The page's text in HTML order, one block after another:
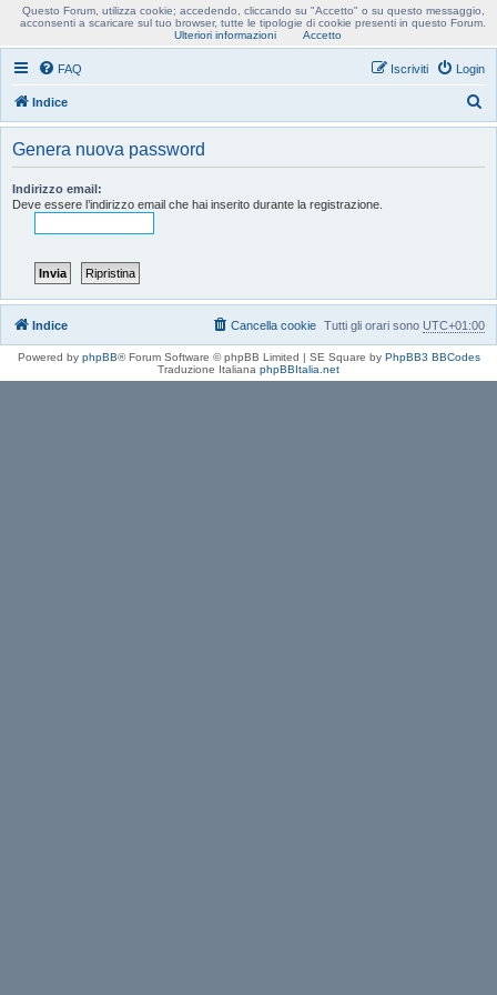
Usobollo forum
FAQ Login
Iscriviti
Indice
e
Genera nuova password
Indirizzo email:
Deve essere l’indirizzo email che hai inserito durante la registrazione.
Indice Tutti gli orari sono UTC+01:00
Cancella cookie
Powered by phpBB® Forum Software © phpBB Limited | SE Square by PhpBB3 BBCodes
Traduzione Italiana phpBBItalia.net
Questo Forum, utilizza cookie; accedendo, cliccando su "Accetto" o su questo messaggio,
acconsenti a scaricare sul tuo browser, tutte le tipologie di cookie presenti in questo Forum.
Ulteriori informazioni
Accetto